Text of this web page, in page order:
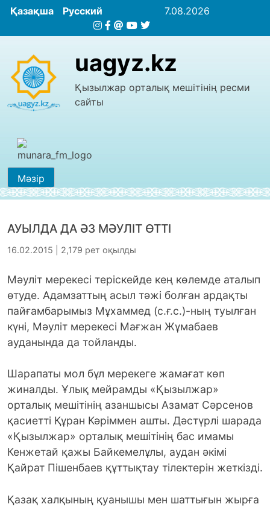
Қазақша Русский 7.08.2026
uagyz.kz
Қызылжар орталық мешітінің ресми
сайты
Мәзір
АУЫЛДА ДА ӘЗ МӘУЛІТ ӨТТІ
16.02.2015 | 2,179 рет оқылды
Мәуліт мерекесі теріскейде кең көлемде аталып
өтуде. Адамзаттың асыл тәжі болған ардақты
пайғамбарымыз Мұхаммед (с.ғ.с.)-ның туылған
күні, Мәуліт мерекесі Мағжан Жұмабаев
ауданында да тойланды.
Шарапаты мол бұл мерекеге жамағат көп
жиналды. Ұлық мейрамды «Қызылжар»
орталық мешітінің азаншысы Азамат Сәрсенов
қасиетті Құран Кәріммен ашты. Дәстүрлі шарада
«Қызылжар» орталық мешітінің бас имамы
Кенжетай қажы Байкемелұлы, аудан әкімі
Қайрат Пішенбаев құттықтау тілектерін жеткізді.
Қазақ халқының қуанышы мен шаттығын жырға